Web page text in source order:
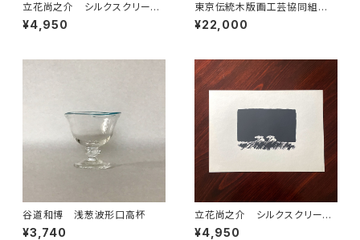
立花尚之介 シルクスクリー
ン 連作のうち⑪ 額装なし
¥4,950
東京伝統木版画工芸協同組
合 歌川広重 江戸百景 [湯
しま天神坂上眺望]
¥22,000
谷道和博 浅葱波形口高杯
¥3,740
立花尚之介 シルクスクリー
ン 連作のうち④ 額装なし
¥4,950